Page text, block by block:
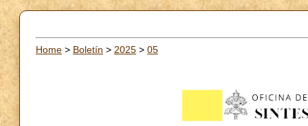
Home > Boletín > 2025 > 05